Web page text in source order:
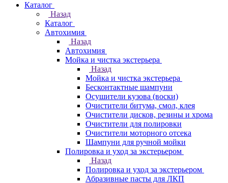
Каталог
Назад
Каталог
Автохимия
Назад
Автохимия
Мойка и чистка экстерьера
Назад
Мойка и чистка экстерьера
Бесконтактные шампуни
Осушители кузова (воски)
Очистители битума, смол, клея
Очистители дисков, резины и хрома
Очистители для полировки
Очистители моторного отсека
Шампуни для ручной мойки
Полировка и уход за экстерьером
Назад
Полировка и уход за экстерьером
Абразивные пасты для ЛКП